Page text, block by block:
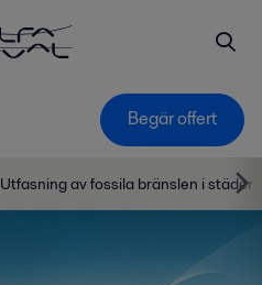
Begär offert
Utfasning av fossila bränslen i städer